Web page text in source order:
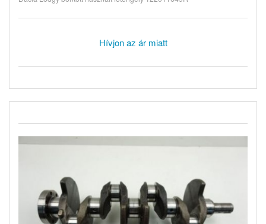
Hívjon az ár miatt